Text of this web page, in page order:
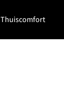
Thuiscomfort